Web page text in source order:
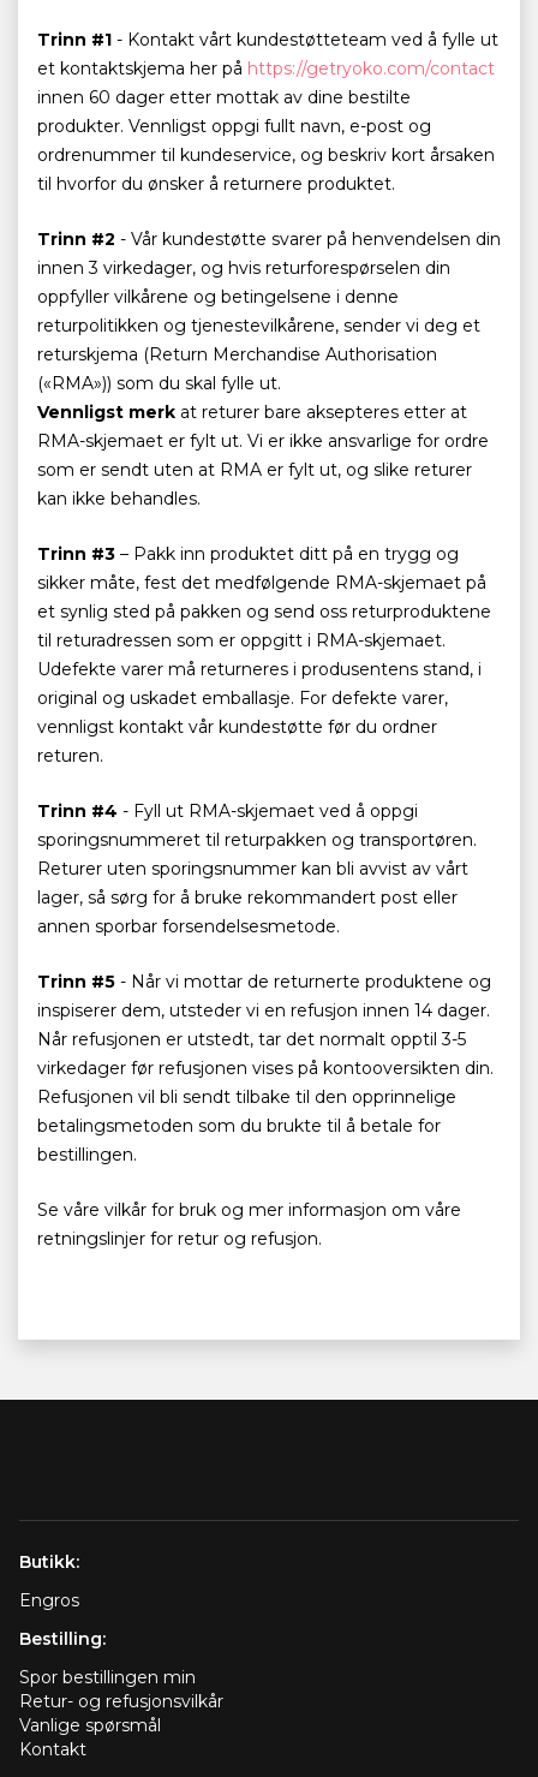
Trinn #1 - Kontakt vårt kundestøtteteam ved å fylle ut
et kontaktskjema her på https://getryoko.com/contact
innen 60 dager etter mottak av dine bestilte
produkter. Vennligst oppgi fullt navn, e-post og
ordrenummer til kundeservice, og beskriv kort årsaken
til hvorfor du ønsker å returnere produktet.
Trinn #2 - Vår kundestøtte svarer på henvendelsen din
innen 3 virkedager, og hvis returforespørselen din
oppfyller vilkårene og betingelsene i denne
returpolitikken og tjenestevilkårene, sender vi deg et
returskjema (Return Merchandise Authorisation
(«RMA»)) som du skal fylle ut.
Vennligst merk at returer bare aksepteres etter at
RMA-skjemaet er fylt ut. Vi er ikke ansvarlige for ordre
som er sendt uten at RMA er fylt ut, og slike returer
kan ikke behandles.
Trinn #3 – Pakk inn produktet ditt på en trygg og
sikker måte, fest det medfølgende RMA-skjemaet på
et synlig sted på pakken og send oss returproduktene
til returadressen som er oppgitt i RMA-skjemaet.
Udefekte varer må returneres i produsentens stand, i
original og uskadet emballasje. For defekte varer,
vennligst kontakt vår kundestøtte før du ordner
returen.
Trinn #4 - Fyll ut RMA-skjemaet ved å oppgi
sporingsnummeret til returpakken og transportøren.
Returer uten sporingsnummer kan bli avvist av vårt
lager, så sørg for å bruke rekommandert post eller
annen sporbar forsendelsesmetode.
Trinn #5 - Når vi mottar de returnerte produktene og
inspiserer dem, utsteder vi en refusjon innen 14 dager.
Når refusjonen er utstedt, tar det normalt opptil 3-5
virkedager før refusjonen vises på kontooversikten din.
Refusjonen vil bli sendt tilbake til den opprinnelige
betalingsmetoden som du brukte til å betale for
bestillingen.
Se våre vilkår for bruk og mer informasjon om våre
retningslinjer for retur og refusjon.
Butikk:
Engros
Bestilling:
Spor bestillingen min
Retur- og refusjonsvilkår
Vanlige spørsmål
Kontakt